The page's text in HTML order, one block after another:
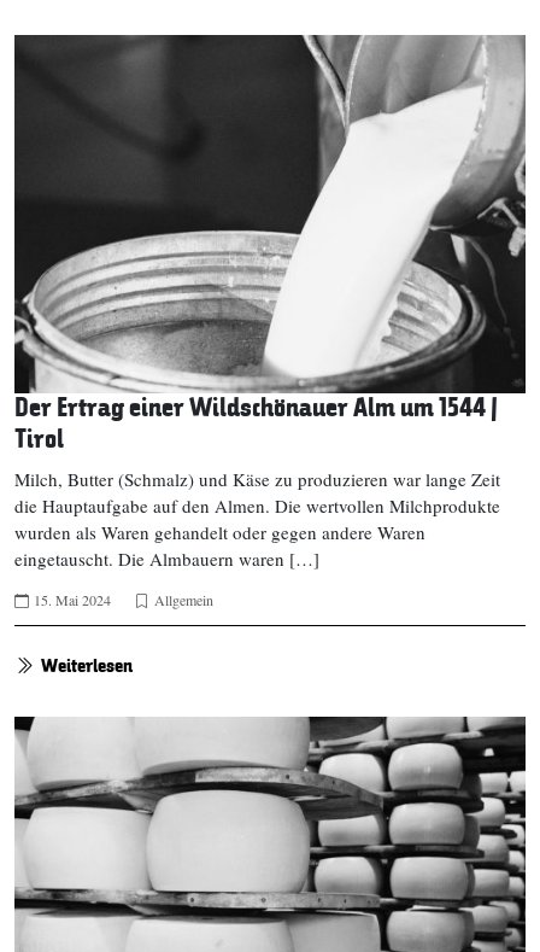
Der Ertrag einer Wildschönauer Alm um 1544 |
Tirol
Milch, Butter (Schmalz) und Käse zu produzieren war lange Zeit
die Hauptaufgabe auf den Almen. Die wertvollen Milchprodukte
wurden als Waren gehandelt oder gegen andere Waren
eingetauscht. Die Almbauern waren […]
15. Mai 2024 Allgemein
Weiterlesen